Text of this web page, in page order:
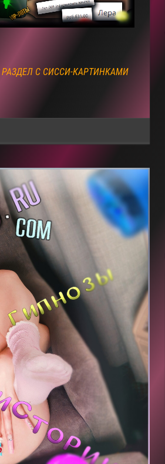
РАЗДЕЛ С СИССИ-КАРТИНКАМИ